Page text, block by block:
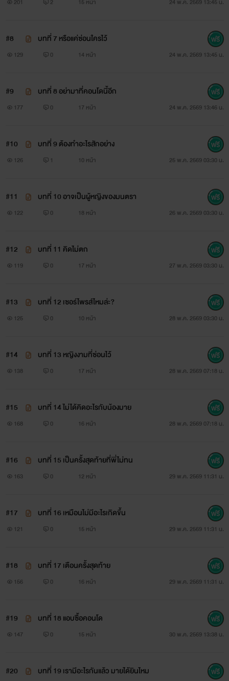
#8 บทที่ 7 หรือแค่ซ่อนใครไว้
129 0 14 หน้า 24 พ.ค. 2569 13:45 น.
#9 บทที่ 8 อย่ามาที่คอนโดนี้อีก
177 0 17 หน้า 24 พ.ค. 2569 13:46 น.
#10 บทที่ 9 ต้องทำอะไรสักอย่าง
126 1 10 หน้า 25 พ.ค. 2569 03:30 น.
#11 บทที่ 10 อาจเป็นผู้หญิงของมนตรา
122 0 18 หน้า 26 พ.ค. 2569 03:30 น.
#12 บทที่ 11 คิดไม่ตก
119 0 17 หน้า 27 พ.ค. 2569 03:30 น.
#13 บทที่ 12 เซอร์ไพรส์ไหมล่ะ?
125 0 10 หน้า 28 พ.ค. 2569 03:30 น.
#14 บทที่ 13 หญิงงามที่ซ่อนไว้
138 0 17 หน้า 28 พ.ค. 2569 07:18 น.
#15 บทที่ 14 ไม่ได้คิดอะไรกับน้องมาย
168 0 16 หน้า 28 พ.ค. 2569 07:18 น.
#16 บทที่ 15 เป็นครั้งสุดท้ายที่พี่ไม่ทน
163 0 12 หน้า 29 พ.ค. 2569 11:31 น.
#17 บทที่ 16 เหมือนไม่มีอะไรเกิดขึ้น
121 0 15 หน้า 29 พ.ค. 2569 11:31 น.
#18 บทที่ 17 เตือนครั้งสุดท้าย
156 0 16 หน้า 29 พ.ค. 2569 11:31 น.
#19 บทที่ 18 แอบซื้อคอนโด
147 0 15 หน้า 30 พ.ค. 2569 13:38 น.
#20 บทที่ 19 เรามีอะไรกันแล้ว มายได้ยินไหม